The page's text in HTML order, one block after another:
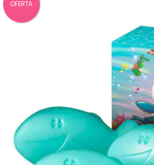
OFERTA